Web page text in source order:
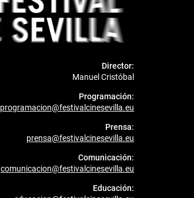
Director:
Manuel Cristóbal
Programación:
programacion@festivalcinesevilla.eu
Prensa:
prensa@festivalcinesevilla.eu
Comunicación:
comunicacion@festivalcinesevilla.eu
Educación: